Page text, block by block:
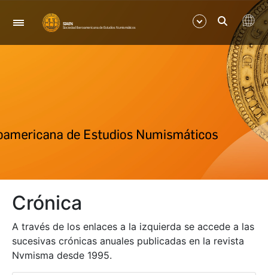
Navegació
Mostra/Amaga
Mostra/Amaga
Crónica
A través de los enlaces a la izquierda se accede a las
sucesivas crónicas anuales publicadas en la revista
Nvmisma desde 1995.